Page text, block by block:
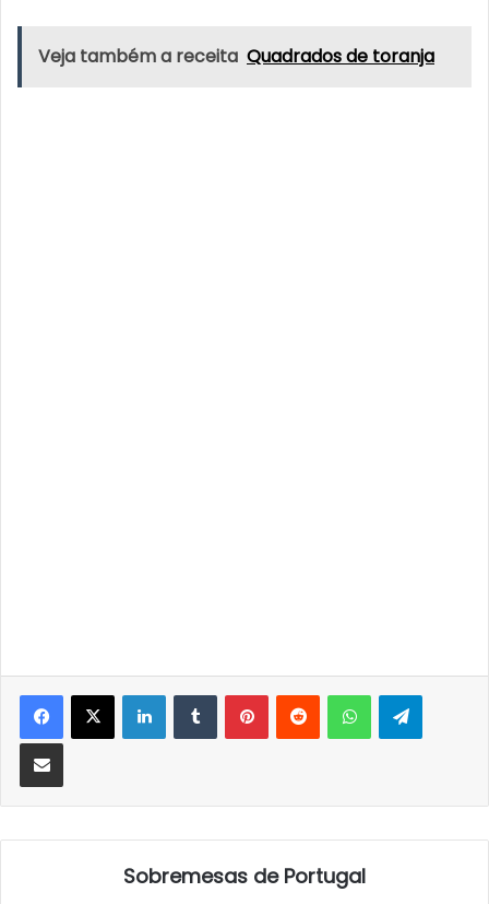
Veja também a receita Quadrados de toranja
LinkedInTumblrPinterestReddit WhatsApp
Partilhar Via Email
Sobremesas de Portugal